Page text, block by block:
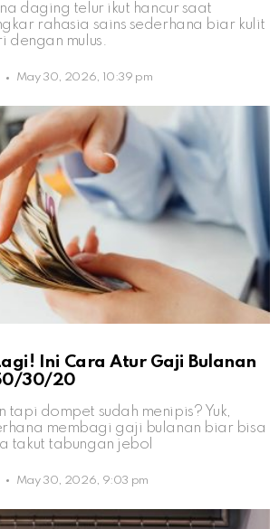
daging telur ikut hancur saat
rahasia sains sederhana biar kulit
dengan mulus.
May 30, 2026, 10:39 pm
Ini Cara Atur Gaji Bulanan
30/20
tapi dompet sudah menipis? Yuk,
membagi gaji bulanan biar bisa
takut tabungan jebol
May 30, 2026, 9:03 pm